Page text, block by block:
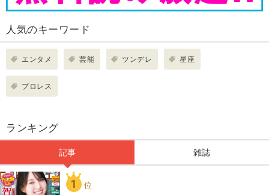
人気のキーワード
エンタメ 芸能 ツンデレ 星座
プロレス
ランキング
記事 雑誌
1 位